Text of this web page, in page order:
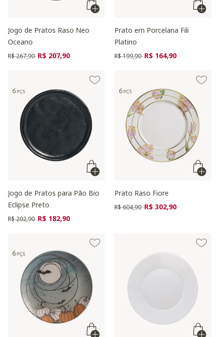
Jogo de Pratos Raso Neo
Oceano
Preço reduzido de
R$ 267,90 para
R$ 207,90
Prato em Porcelana Fili
Platino
Preço reduzido de
R$ 199,90 para
R$ 164,90
Jogo de Pratos para Pão Bio
Eclipse Preto
Preço reduzido de
R$ 202,90 para
R$ 182,90
Prato Raso Fiore
Preço reduzido de
R$ 604,90 para
R$ 302,90